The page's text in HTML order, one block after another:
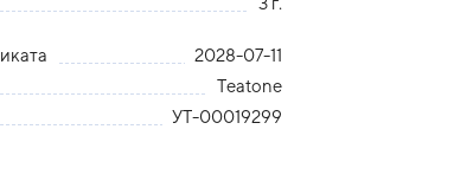
2028-07-11
Teatone
УТ-00019299